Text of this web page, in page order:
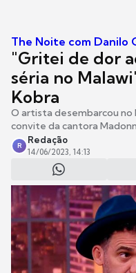
The Noite com Danilo
"Gritei de dor
séria no
Kobra
O artista desembarcou no
convite da cantora
R
Redação
14/06/2023, 14:13